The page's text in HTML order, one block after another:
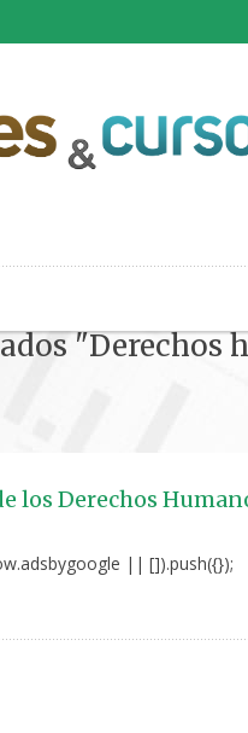
"Derechos
los Derechos
|| []).push({});